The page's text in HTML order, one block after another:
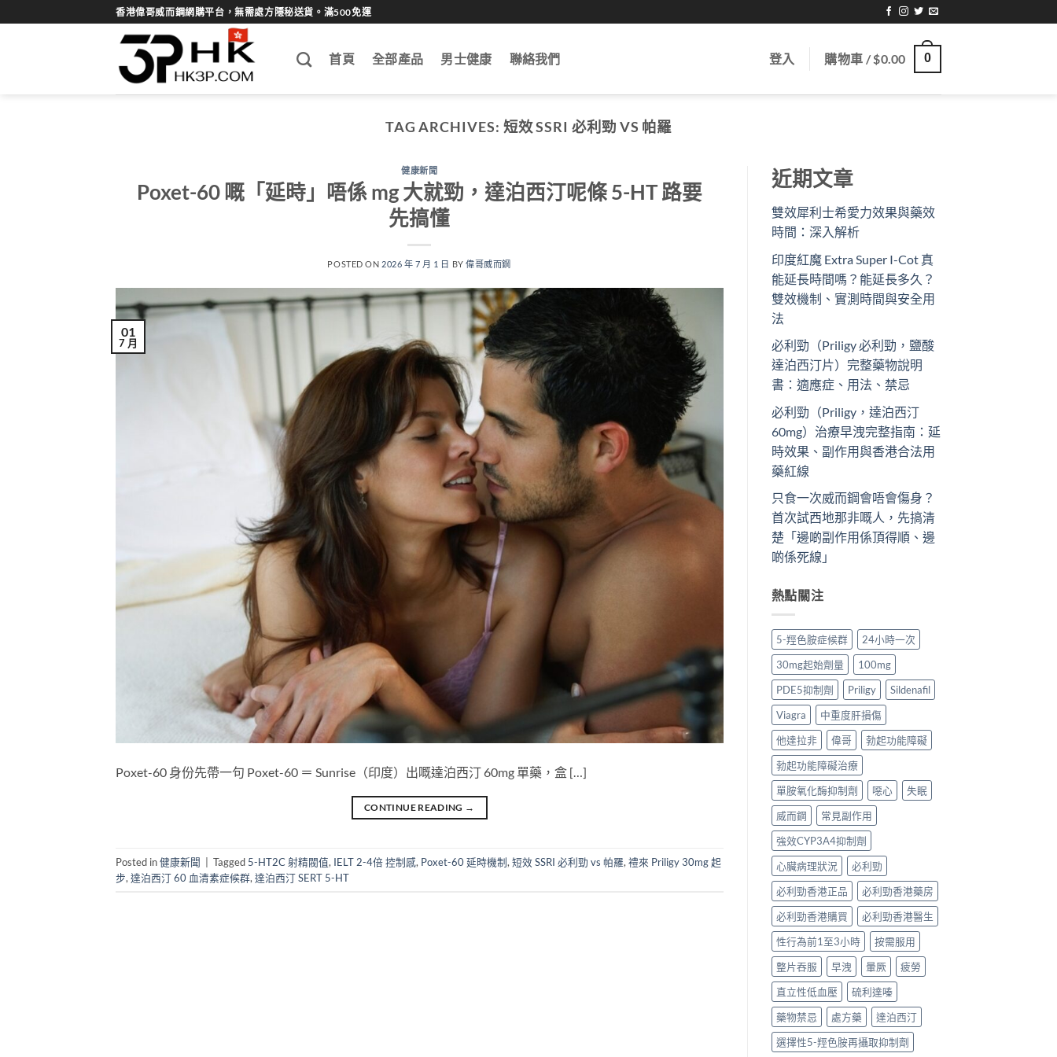
to
香港偉哥威而鋼網購平台，無需處方隱秘送貨。滿500免運
首頁 全部產品 男士健康 聯絡我們 登入 購物車 /$0.00 0
TAG ARCHIVES: 短效 SSRI 必利勁 VS 帕羅
健康新聞
Poxet-60 嘅「延時」唔係 mg 大就勁，達泊西汀呢條 5-HT 路要
先搞懂
POSTED ON 2026 年 7 月 1 日 BY偉哥威而鋼
01
7 月
Poxet-60 身份先帶一句 Poxet-60​ ＝ Sunrise（印度）出嘅達泊西汀 60mg 單藥，盒 […]
CONTINUE READING →
Posted in健康新聞 | Tagged 5-HT2C 射精閥值, IELT 2-4倍 控制感, Poxet-60 延時機制, 短效 SSRI 必利勁 vs 帕羅, 禮來 Priligy 30mg 起
步, 達泊西汀 60 血清素症候群, 達泊西汀 SERT 5-HT
近期文章
雙效犀利士希愛力效果與藥效
時間：深入解析
印度紅魔 Extra Super I-Cot 真
能延長時間嗎？能延長多久？
雙效機制、實測時間與安全用
法
必利勁（Priligy 必利勁，鹽酸
達泊西汀片）完整藥物說明
書：適應症、用法、禁忌
必利勁（Priligy，達泊西汀
60mg）治療早洩完整指南：延
時效果、副作用與香港合法用
藥紅線
只食一次威而鋼會唔會傷身？
首次試西地那非嘅人，先搞清
楚「邊啲副作用係頂得順、邊
啲係死線」
熱點關注
5-羥色胺症候群
24小時一次
30mg起始劑量
100mg
PDE5抑制劑
Priligy
Sildenafil
Viagra
中重度肝損傷
他達拉非
偉哥
勃起功能障礙
勃起功能障礙治療
單胺氧化酶抑制劑
噁心
失眠
威而鋼
常見副作用
強效CYP3A4抑制劑
心臟病理狀況
必利勁
必利勁香港正品
必利勁香港藥房
必利勁香港購買
必利勁香港醫生
性行為前1至3小時
按需服用
整片吞服
早洩 暈厥
疲勞
直立性低血壓
硫利達嗪
藥物禁忌
處方藥
達泊西汀
選擇性5-羥色胺再攝取抑制劑